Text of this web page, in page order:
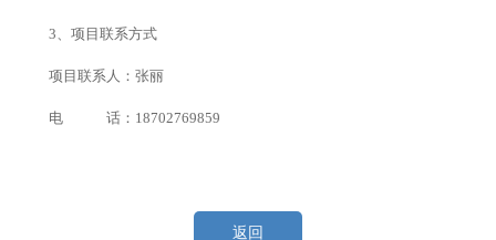
3、项目联系方式
项目联系人：张丽
电 话：18702769859
返回